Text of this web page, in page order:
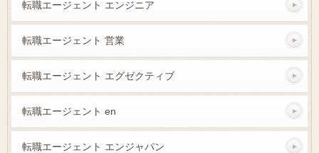
転職エージェント エンジニア
転職エージェント 営業
転職エージェント エグゼクティブ
転職エージェント en
転職エージェント エンジャパン